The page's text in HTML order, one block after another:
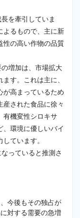
を牽引していま
よるもので、主に新
性の高い作物の品質
増加は、市場拡大
す。これは主に、
が高まっているため
産された食品に徐々
有機変性シロキサ
、環境に優しいバイ
ています。
っていると推測さ
今後もその独占が
対する需要の急増